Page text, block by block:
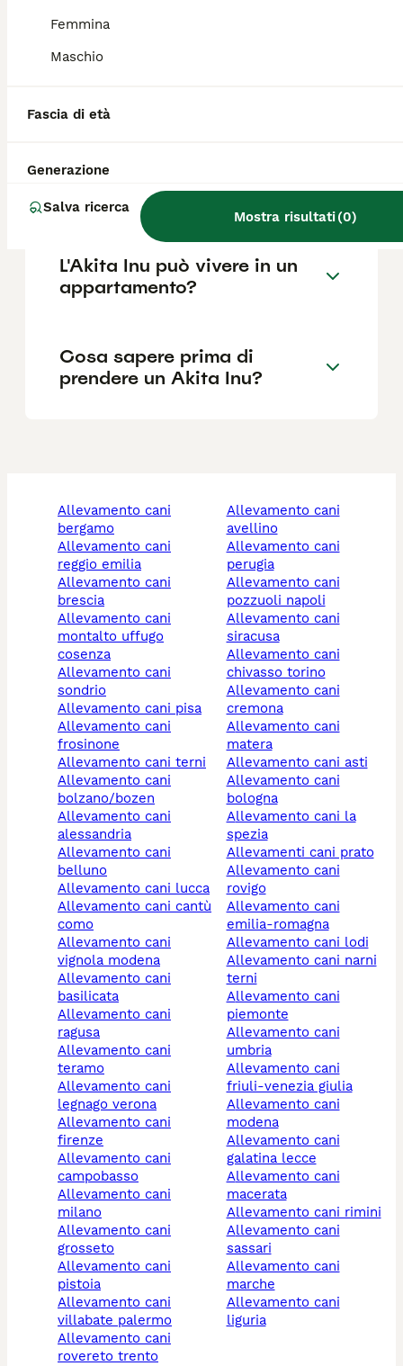
Femmina
Maschio
Fascia di età
Generazione
Salva ricerca
Mostra risultati(0)
dell'allevatore e la posizione.
Akita Inu?
L'Akita ha un carattere
difficile?
L'Akita Inu può vivere in un
appartamento?
Cosa sapere prima di
prendere un Akita Inu?
allevamento cani
bergamo
allevamento cani
reggio emilia
allevamento cani
brescia
allevamento cani
montalto uffugo
cosenza
allevamento cani
sondrio
allevamento cani pisa
allevamento cani
frosinone
allevamento cani terni
allevamento cani
bolzano/bozen
allevamento cani
alessandria
allevamento cani
belluno
allevamento cani lucca
allevamento cani cantù
como
allevamento cani
vignola modena
allevamento cani
basilicata
allevamento cani
ragusa
allevamento cani
teramo
allevamento cani
legnago verona
allevamento cani
firenze
allevamento cani
campobasso
allevamento cani
milano
allevamento cani
grosseto
allevamento cani
pistoia
allevamento cani
villabate palermo
allevamento cani
rovereto trento
allevamento cani
avellino
allevamento cani
perugia
allevamento cani
pozzuoli napoli
allevamento cani
siracusa
allevamento cani
chivasso torino
allevamento cani
cremona
allevamento cani
matera
allevamento cani asti
allevamento cani
bologna
allevamento cani la
spezia
allevamenti cani prato
allevamento cani
rovigo
allevamento cani
emilia-romagna
allevamento cani lodi
allevamento cani narni
terni
allevamento cani
piemonte
allevamento cani
umbria
allevamento cani
friuli-venezia giulia
allevamento cani
modena
allevamento cani
galatina lecce
allevamento cani
macerata
allevamento cani rimini
allevamento cani
sassari
allevamento cani
marche
allevamento cani
liguria